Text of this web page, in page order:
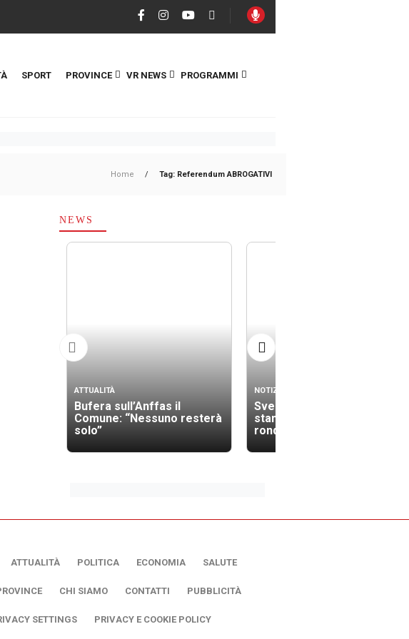
SPORT PROVINCE VR NEWS PROGRAMMI
Home / Tag: Referendum ABROGATIVI
NEWS
ATTUALITÀ
Bufera sull’Anffas il
Comune: “Nessuno resterà
solo”
NOTIZIE
Sventato un altro colpo: da
stanotte il sindaco fa le
ronde
ATTUALITÀ POLITICA ECONOMIA SALUTE
CHI SIAMO CONTATTI PUBBLICITÀ
SETTINGS PRIVACY E COOKIE POLICY